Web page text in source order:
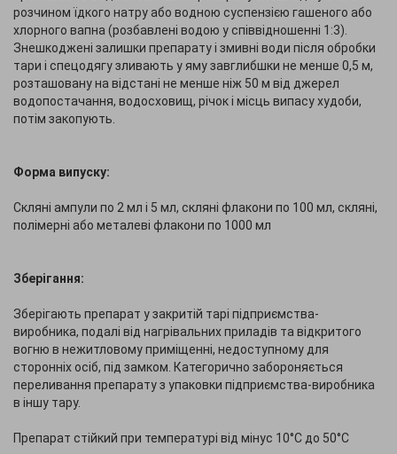
розчином їдкого натру або водною суспензією гашеного або
хлорного вапна (розбавлені водою у співвідношенні 1:3).
Знешкоджені залишки препарату і змивні води після обробки
тари і спецодягу зливають у яму завглибшки не менше 0,5 м,
розташовану на відстані не менше ніж 50 м від джерел
водопостачання, водосховищ, річок і місць випасу худоби,
потім закопують.
Форма випуску:
Скляні ампули по 2 мл і 5 мл, скляні флакони по 100 мл, скляні,
полімерні або металеві флакони по 1000 мл
Зберігання:
Зберігають препарат у закритій тарі підприємства-
виробника, подалі від нагрівальних приладів та відкритого
вогню в нежитловому приміщенні, недоступному для
сторонніх осіб, під замком. Категорично забороняється
переливання препарату з упаковки підприємства-виробника
в іншу тару.
Препарат стійкий при температурі від мінус 10°С до 50°C